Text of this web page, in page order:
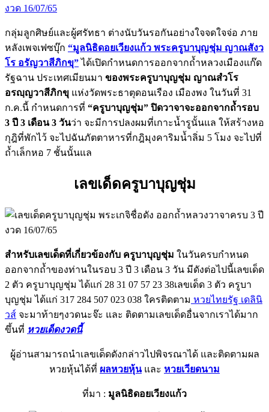
กลุ่มลูกศิษย์และผู้ศรัทธา ต่างนับวันรอกันอย่างใจจดใจจ่อ ภาย
หลังเพจเฟซบุ๊ก “มูลนิธิดอยเวียงแก้ว พระครูบาบุญชุ่ม ญาณสังว
โร อรัญวาสีภิกขุ”ได้เปิดกำหนดการออกจากถ้ำหลวงเมืองแก๊ด
รัฐฉาน ประเทศเมียนมา ของพระครูบาบุญชุ่ม ญาณสํวโร
อรญฺญวาสีภิกขุ แห่งวัดพระธาตุดอนเรือง เมืองพง ในวันที่ 31
ก.ค.นี้ กำหนดการที่ “ครูบาบุญชุ่ม” ปิดวาจาจะออกจากถ้ำรอบ
3 ปี 3 เดือน 3 วันว่า จะมีการปลงผมที่เกาะน้ำรูนั้นแล ให้สร้างหอ
กุฎิที่พักไว้ จะไปฉันภัตตาหารที่กฎิมุงคาริมน้ำลิ่ม 5 โมง จะไปที่
ถ้ำเล็กหอ 7 ชั้นนั้นแล
เลขเด็ดครูบาบุญชุ่ม
สำหรับเลขเด็ดที่เกี่ยวข้องกับ ครูบาบุญชุ่ม ในวันครบกำหนด
ออกจากถ้ำของท่านในรอบ 3 ปี 3 เดือน 3 วัน มีดังต่อไปนี้เลขเด็ด
2 ตัว ครูบาบุญชุ่ม ได้แก่ 28 31 07 57 23 38เลขเด็ด 3 ตัว ครูบา
บุญชุ่ม ได้แก่ 317 284 507 023 038 ใครติดตาม หวยไทยรัฐ เดลินิ
วส์ จะมาท้ายๆงวดนะจ๊ะ และ ติดตามเลขเด็ดอื่นจากเราได้มาก
ขึ้นที่ หวยเด็ดงวดนี้
ผู้อ่านสามารถนำเลขเด็ดดังกล่าวไปพิจรณาได้ และติดตามผล
หวยหุ้นได้ที่ ผลหวยหุ้นและ หวยเวียดนาม
ที่มา : มูลนิธิดอยเวียงแก้ว